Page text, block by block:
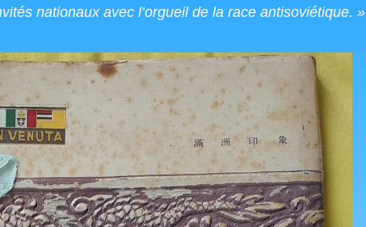
nationaux avec l’orgueil de la race antisoviétique. »